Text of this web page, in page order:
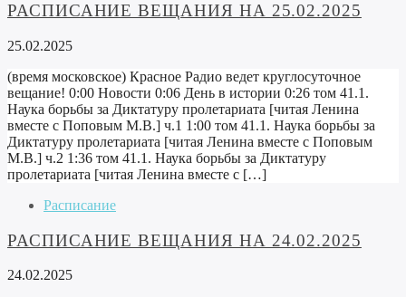
РАСПИСАНИЕ ВЕЩАНИЯ НА 25.02.2025
25.02.2025
(время московское) Красное Радио ведет круглосуточное
вещание! 0:00 Новости 0:06 День в истории 0:26 том 41.1.
Наука борьбы за Диктатуру пролетариата [читая Ленина
вместе с Поповым М.В.] ч.1 1:00 том 41.1. Наука борьбы за
Диктатуру пролетариата [читая Ленина вместе с Поповым
М.В.] ч.2 1:36 том 41.1. Наука борьбы за Диктатуру
пролетариата [читая Ленина вместе с […]
Расписание
РАСПИСАНИЕ ВЕЩАНИЯ НА 24.02.2025
24.02.2025